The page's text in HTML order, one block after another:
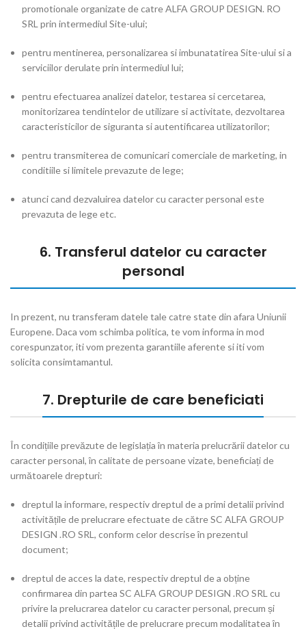
promotionale organizate de catre ALFA GROUP DESIGN. RO
SRL prin intermediul Site-ului;
pentru mentinerea, personalizarea si imbunatatirea Site-ului si a
serviciilor derulate prin intermediul lui;
pentru efectuarea analizei datelor, testarea si cercetarea,
monitorizarea tendintelor de utilizare si activitate, dezvoltarea
caracteristicilor de siguranta si autentificarea utilizatorilor;
pentru transmiterea de comunicari comerciale de marketing, in
conditiile si limitele prevazute de lege;
atunci cand dezvaluirea datelor cu caracter personal este
prevazuta de lege etc.
6. Transferul datelor cu caracter
personal
In prezent, nu transferam datele tale catre state din afara Uniunii
Europene. Daca vom schimba politica, te vom informa in mod
corespunzator, iti vom prezenta garantiile aferente si iti vom
solicita consimtamantul.
7. Drepturile de care beneficiati
În condițiile prevăzute de legislația în materia prelucrării datelor cu
caracter personal, în calitate de persoane vizate, beneficiați de
următoarele drepturi:
dreptul la informare, respectiv dreptul de a primi detalii privind
activitățile de prelucrare efectuate de către SC ALFA GROUP
DESIGN .RO SRL, conform celor descrise în prezentul
document;
dreptul de acces la date, respectiv dreptul de a obține
confirmarea din partea SC ALFA GROUP DESIGN .RO SRL cu
privire la prelucrarea datelor cu caracter personal, precum și
detalii privind activitățile de prelucrare precum modalitatea în